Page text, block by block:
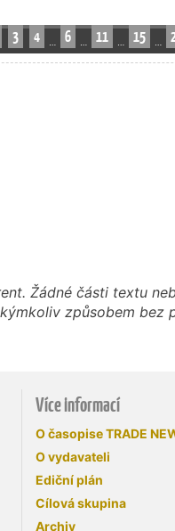
3 4 … 6 … 11 … 15 …
Žádné části textu
způsobem bez
Více informací
O časopise TRADE
O vydavateli
Ediční plán
Cílová skupina
Archiv